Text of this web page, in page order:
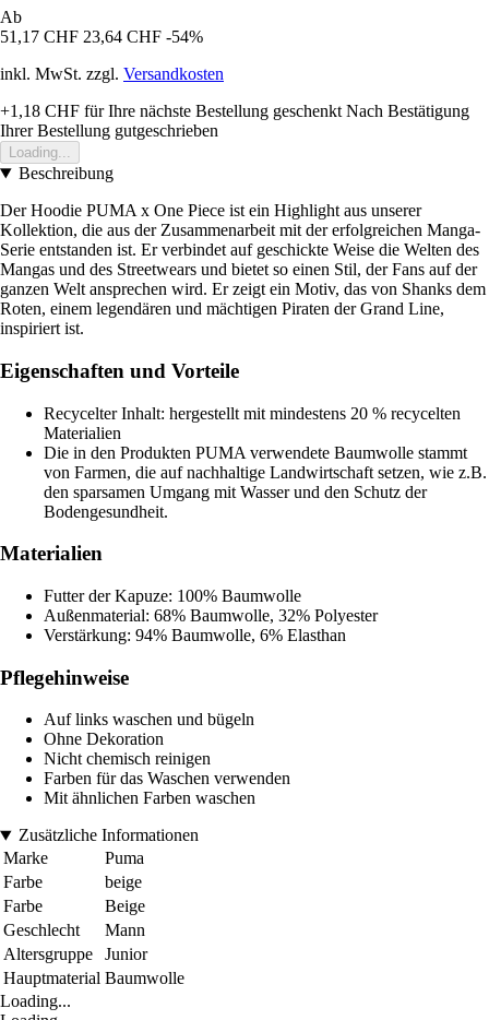
Ab
51,17 CHF 23,64 CHF -54%
inkl. MwSt. zzgl. Versandkosten
+1,18 CHF für Ihre nächste Bestellung geschenkt Nach Bestätigung
Ihrer Bestellung gutgeschrieben
Loading...
Beschreibung
Der Hoodie PUMA x One Piece ist ein Highlight aus unserer
Kollektion, die aus der Zusammenarbeit mit der erfolgreichen Manga-
Serie entstanden ist. Er verbindet auf geschickte Weise die Welten des
Mangas und des Streetwears und bietet so einen Stil, der Fans auf der
ganzen Welt ansprechen wird. Er zeigt ein Motiv, das von Shanks dem
Roten, einem legendären und mächtigen Piraten der Grand Line,
inspiriert ist.
Eigenschaften und Vorteile
Recycelter Inhalt: hergestellt mit mindestens 20 % recycelten
Materialien
Die in den Produkten PUMA verwendete Baumwolle stammt
von Farmen, die auf nachhaltige Landwirtschaft setzen, wie z.B.
den sparsamen Umgang mit Wasser und den Schutz der
Bodengesundheit.
Materialien
Futter der Kapuze: 100% Baumwolle
Außenmaterial: 68% Baumwolle, 32% Polyester
Verstärkung: 94% Baumwolle, 6% Elasthan
Pflegehinweise
Auf links waschen und bügeln
Ohne Dekoration
Nicht chemisch reinigen
Farben für das Waschen verwenden
Mit ähnlichen Farben waschen
Zusätzliche Informationen
Marke
Puma
Farbe
beige
Farbe
Beige
Geschlecht
Mann
Altersgruppe
Junior
Hauptmaterial Baumwolle
Loading...